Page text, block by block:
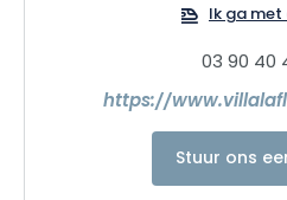
Ik ga met
03 90 40
https://
Stuur ons